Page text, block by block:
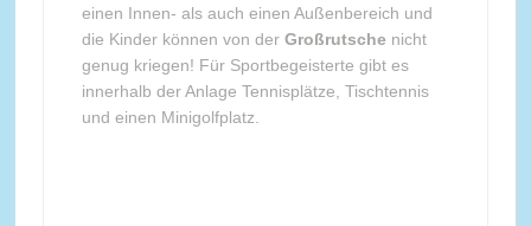
einen Innen- als auch einen Außenbereich und
die Kinder können von der Großrutsche nicht
genug kriegen! Für Sportbegeisterte gibt es
innerhalb der Anlage Tennisplätze, Tischtennis
und einen Minigolfplatz.